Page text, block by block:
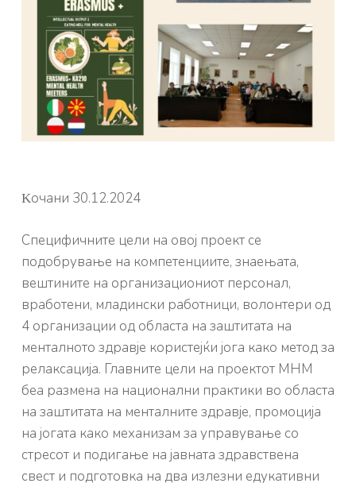
Κочани 30.12.2024
Специфичните цели на овој проект се
подобрување на компетенциите, знаењата,
вештините на организациониот персонал,
вработени, младински работници, волонтери од
4 организации од областа на заштитата на
менталното здравје користејќи јога како метод за
релаксација. Главните цели на проектот МHМ
беа размена на национални практики во областа
на заштитата на менталните здравје, промоција
на јогата како механизам за управување со
стресот и подигање на јавната здравствена
свест и подготовка на два излезни едукативни